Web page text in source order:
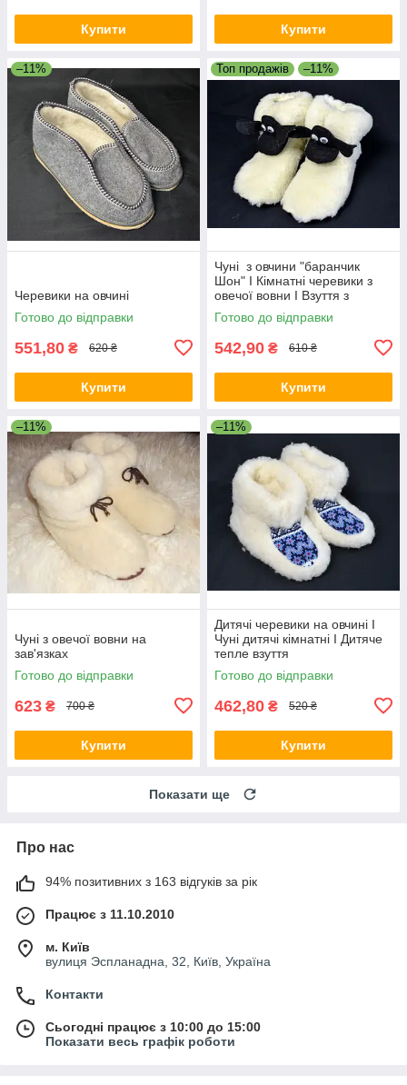
Купити Купити
–11%
Черевики на овчині
Готово до відправки
551,80 ₴ 620 ₴
Купити
Топ продажів –11%
Чуні з овчини "баранчик
Шон" I Кімнатні черевики з
овечої вовни I Взуття з
овчини
Готово до відправки
542,90 ₴ 610 ₴
Купити
–11%
Чуні з овечої вовни на
зав'язках
Готово до відправки
623 ₴ 700 ₴
Купити
–11%
Дитячі черевики на овчині I
Чуні дитячі кімнатні I Дитяче
тепле взуття
Готово до відправки
462,80 ₴ 520 ₴
Купити
Показати ще
Про нас
94% позитивних з 163 відгуків за рік
Працює з 11.10.2010
м. Київ
вулиця Эспланадна, 32, Київ, Україна
Контакти
Сьогодні працює з 10:00 до 15:00
Показати весь графік роботи